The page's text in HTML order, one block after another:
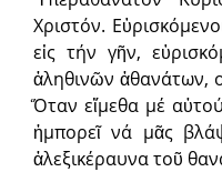
Χριστόν.
εἰς τήν γῆν,
ἀληθινῶν ἀθανάτων,
Ὅταν εἴμεθα μέ
ἠμπορεῖ νά μᾶς
ἀλεξικέραυνα τοῦ